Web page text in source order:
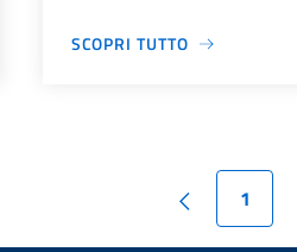
SCOPRI TUTTO
1